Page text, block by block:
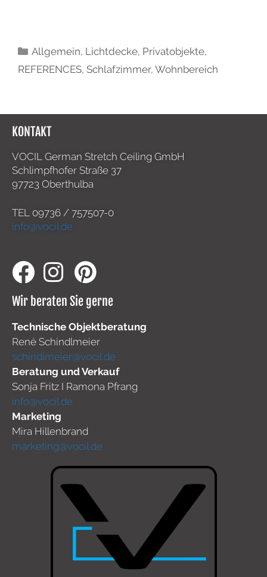
Allgemein, Lichtdecke, Privatobjekte,
REFERENCES, Schlafzimmer, Wohnbereich
KONTAKT
VOCIL German Stretch Ceiling GmbH
Schlimpfhofer Straße 37
97723 Oberthulba
TEL 09736 / 757507-0
info@vocil.de
Wir beraten Sie gerne
Technische Objektberatung
René Schindlmeier
schindlmeier@vocil.de
Beratung und Verkauf
Sonja Fritz I Ramona Pfrang
info@vocil.de
Marketing
Mira Hillenbrand
marketing@vocil.de